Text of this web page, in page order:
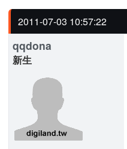
2011-07-03 10:57:22
qqdona
新生